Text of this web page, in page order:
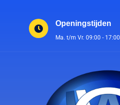
Openingstijden
Ma. t/m Vr. 09:00 - 17:00